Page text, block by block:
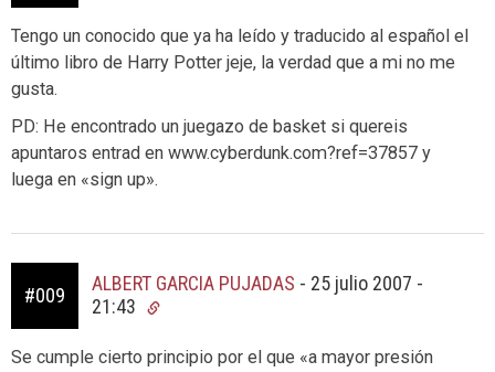
Tengo un conocido que ya ha leído y traducido al español el
último libro de Harry Potter jeje, la verdad que a mi no me
gusta.
PD: He encontrado un juegazo de basket si quereis
apuntaros entrad en www.cyberdunk.com?ref=37857 y
luega en «sign up».
#009
ALBERT GARCIA PUJADAS - 25 julio 2007 -
21:43
Se cumple cierto principio por el que «a mayor presión